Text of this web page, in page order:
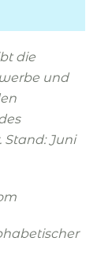
die
und
Juni